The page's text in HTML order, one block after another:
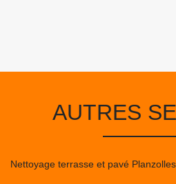
AUTRES
Nettoyage terrasse et pavé